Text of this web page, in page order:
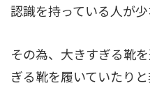
認識を持っている人が少
その為、大きすぎる靴
ぎる靴を履いていたり